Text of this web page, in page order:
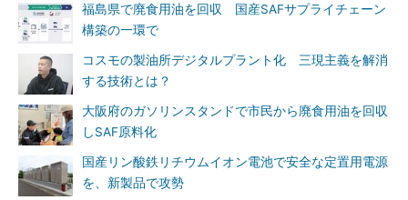
福島県で廃食用油を回収 国産SAFサプライチェーン
構築の一環で
コスモの製油所デジタルプラント化 三現主義を解消
する技術とは？
大阪府のガソリンスタンドで市民から廃食用油を回収
しSAF原料化
国産リン酸鉄リチウムイオン電池で安全な定置用電源
を、新製品で攻勢